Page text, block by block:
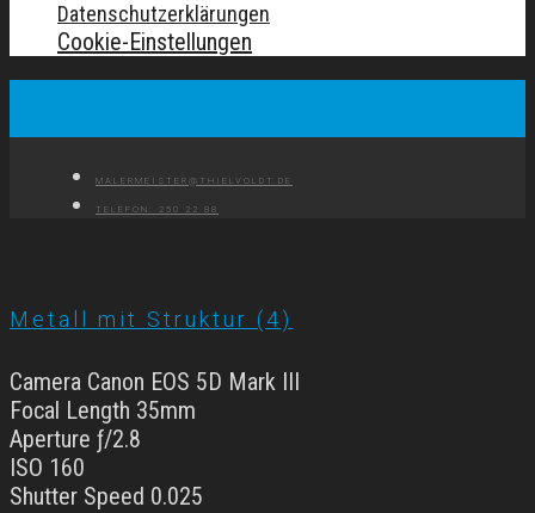
Datenschutzerklärungen
Cookie-Einstellungen
MALERMEISTER@THIELVOLDT.DE
TELEFON: 250 22 88
Metall mit Struktur (4)
Camera Canon EOS 5D Mark III
Focal Length 35mm
Aperture ƒ/2.8
ISO 160
Shutter Speed 0.025